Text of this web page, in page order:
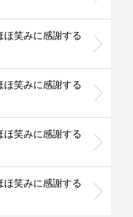
ほ笑みに感謝する
ほ笑みに感謝する
ほ笑みに感謝する
ほ笑みに感謝する